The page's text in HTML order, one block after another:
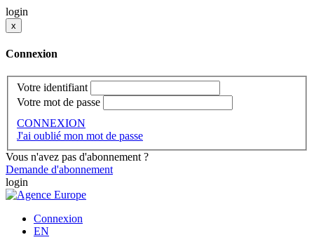
login
x
Connexion
Votre identifiant
Votre mot de passe
CONNEXION
J'ai oublié mon mot de passe
Vous n'avez pas d'abonnement ?
Demande d'abonnement
login
Connexion
EN